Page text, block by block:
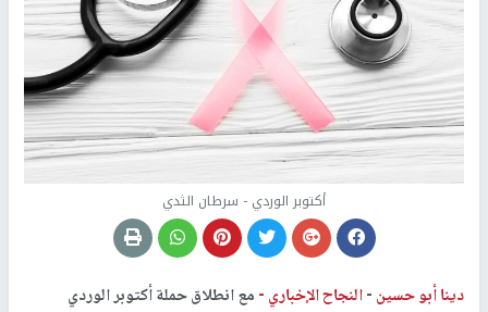
أكتوبر الوردي - سرطان الثدي
دينا أبو حسين-النجاح الإخباري -مع انطلاق حملة أكتوبر الوردي